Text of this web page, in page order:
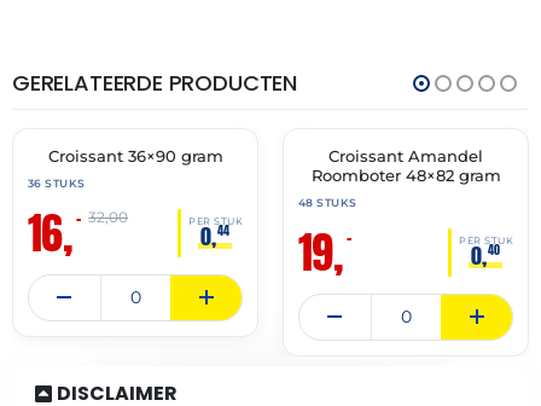
GERELATEERDE PRODUCTEN
🔥 OP=OP
THT:
30-
Croissant 36×90 gram
36 STUKS
16,– PER STUK
0,44
32,00
🔥 OP=OP
Croissant Amandel
Roomboter 48×82 gram
48 STUKS
19,– PER STUK
0,40
DISCLAIMER